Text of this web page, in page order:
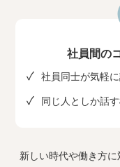
社員間の
社員同士が気軽
同じ人としか話
新しい時代や働き方